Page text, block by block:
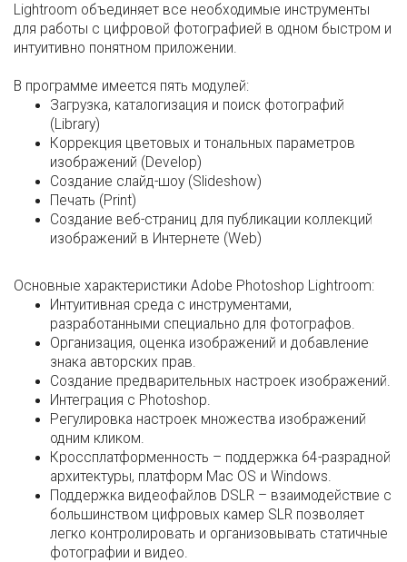
Lightroom объединяет все необходимые инструменты
для работы с цифровой фотографией в одном быстром и
интуитивно понятном приложении.
В программе имеется пять модулей:
Загрузка, каталогизация и поиск фотографий
(Library)
Коррекция цветовых и тональных параметров
изображений (Develop)
Создание слайд-шоу (Slideshow)
Печать (Print)
Создание веб-страниц для публикации коллекций
изображений в Интернете (Web)
Основные характеристики Adobe Photoshop Lightroom:
Интуитивная среда с инструментами,
разработанными специально для фотографов.
Организация, оценка изображений и добавление
знака авторских прав.
Создание предварительных настроек изображений.
Интеграция с Photoshop.
Регулировка настроек множества изображений
одним кликом.
Кроссплатформенность – поддержка 64-разрадной
архитектуры, платформ Mac OS и Windows.
Поддержка видеофайлов DSLR – взаимодействие с
большинством цифровых камер SLR позволяет
легко контролировать и организовывать статичные
фотографии и видео.